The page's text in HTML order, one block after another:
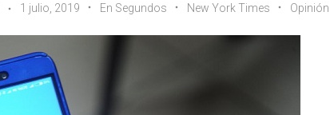
1 julio, 2019 En Segundos New York Times Opinión